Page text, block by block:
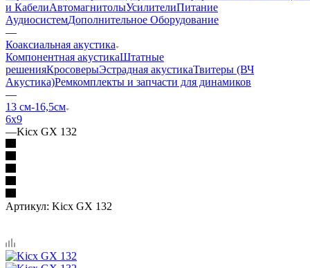
и КабелиАвтомагнитолыУсилителиПитание
АудиосистемДополнительное Оборудование
—
Коаксиальная акустика
Компонентная акустикаШтатные
решенияКросоверыЭстрадная акустикаТвитеры (ВЧ
Акустика)Ремкомплекты и запчасти для динамиков
—
13 см-16,5см
6х9
—Kicx GX 132
Артикул: Kicx GX 132